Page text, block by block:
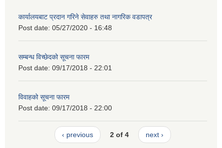
कार्यालयबाट प्रदान गरिने सेवाहरु तथा नागरिक वडापत्र
Post date: 05/27/2020 - 16:48
सम्बन्ध विच्छेदको सूचना फारम
Post date: 09/17/2018 - 22:01
विवाहको सूचना फारम
Post date: 09/17/2018 - 22:00
‹ previous 2 of 4 next ›